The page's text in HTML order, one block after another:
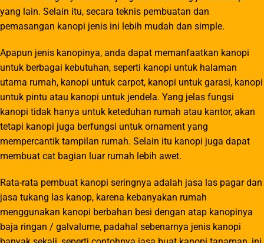
yang lain. Selain itu, secara teknis pembuatan dan
pemasangan kanopi jenis ini lebih mudah dan simple.
Apapun jenis kanopinya, anda dapat memanfaatkan kanopi
untuk berbagai kebutuhan, seperti kanopi untuk halaman
utama rumah, kanopi untuk carpot, kanopi untuk garasi, kanopi
untuk pintu atau kanopi untuk jendela. Yang jelas fungsi
kanopi tidak hanya untuk keteduhan rumah atau kantor, akan
tetapi kanopi juga berfungsi untuk ornament yang
mempercantik tampilan rumah. Selain itu kanopi juga dapat
membuat cat bagian luar rumah lebih awet.
Rata-rata pembuat kanopi seringnya adalah jasa las pagar dan
jasa tukang las kanop, karena kebanyakan rumah
menggunakan kanopi berbahan besi dengan atap kanopinya
baja ringan / galvalume, padahal sebenarnya jenis kanopi